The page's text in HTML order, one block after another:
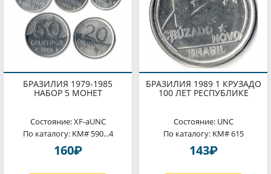
БРАЗИЛИЯ 1979-1985
НАБОР 5 МОНЕТ
Состояние: XF-aUNC
По каталогу: KM# 590...4
160P
БРАЗИЛИЯ 1989 1 КРУЗАДО
100 ЛЕТ РЕСПУБЛИКЕ
Состояние: UNC
По каталогу: KM# 615
143P